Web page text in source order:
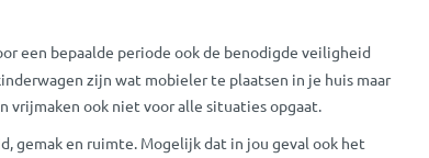
een bepaalde periode ook de benodigde veiligheid
zijn wat mobieler te plaatsen in je huis maar
vrijmaken ook niet voor alle situaties opgaat.
gemak en ruimte. Mogelijk dat in jou geval ook het